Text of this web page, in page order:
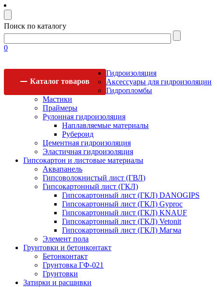
Поиск по каталогу
0
Каталог товаров
Гидроизоляция
Аксессуары для гидроизоляции
Гидропломбы
Мастики
Праймеры
Рулонная гидроизоляция
Наплавляемые материалы
Рубероид
Цементная гидроизоляция
Эластичная гидроизоляция
Гипсокартон и листовые материалы
Аквапанель
Гипсоволокнистый лист (ГВЛ)
Гипсокартонный лист (ГКЛ)
Гипсокартонный лист (ГКЛ) DANOGIPS
Гипсокартонный лист (ГКЛ) Gyproc
Гипсокартонный лист (ГКЛ) KNAUF
Гипсокартонный лист (ГКЛ) Vetonit
Гипсокартонный лист (ГКЛ) Магма
Элемент пола
Грунтовки и бетонконтакт
Бетонконтакт
Грунтовка ГФ-021
Грунтовки
Затирки и расшивки